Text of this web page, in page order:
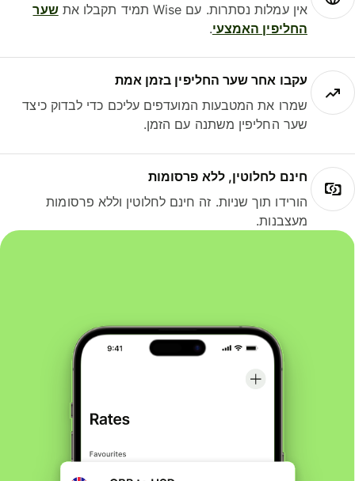
אין עמלות נסתרות. עם Wise תמיד תקבלו את
שער
החליפין האמצעי.
עקבו אחר שער החליפין בזמן אמת
שמרו את המטבעות המועדפים עליכם כדי לבדוק כיצד
שער החליפין משתנה עם הזמן.
חינם לחלוטין, ללא פרסומות
הורידו תוך שניות. זה חינם לחלוטין וללא פרסומות
מעצבנות.